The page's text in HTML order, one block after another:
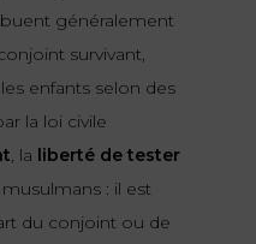
généralement
survivant,
enfants selon des
la loi civile
, la liberté de tester
: il est
du conjoint ou de